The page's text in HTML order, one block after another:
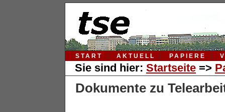
START AKTUELL PAPIERE
Sie sind hier: Startseite =>
Dokumente zu